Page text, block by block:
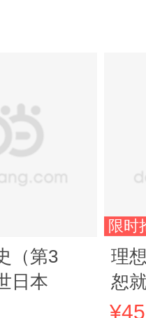
（第3
日本
限时
理
恕
（